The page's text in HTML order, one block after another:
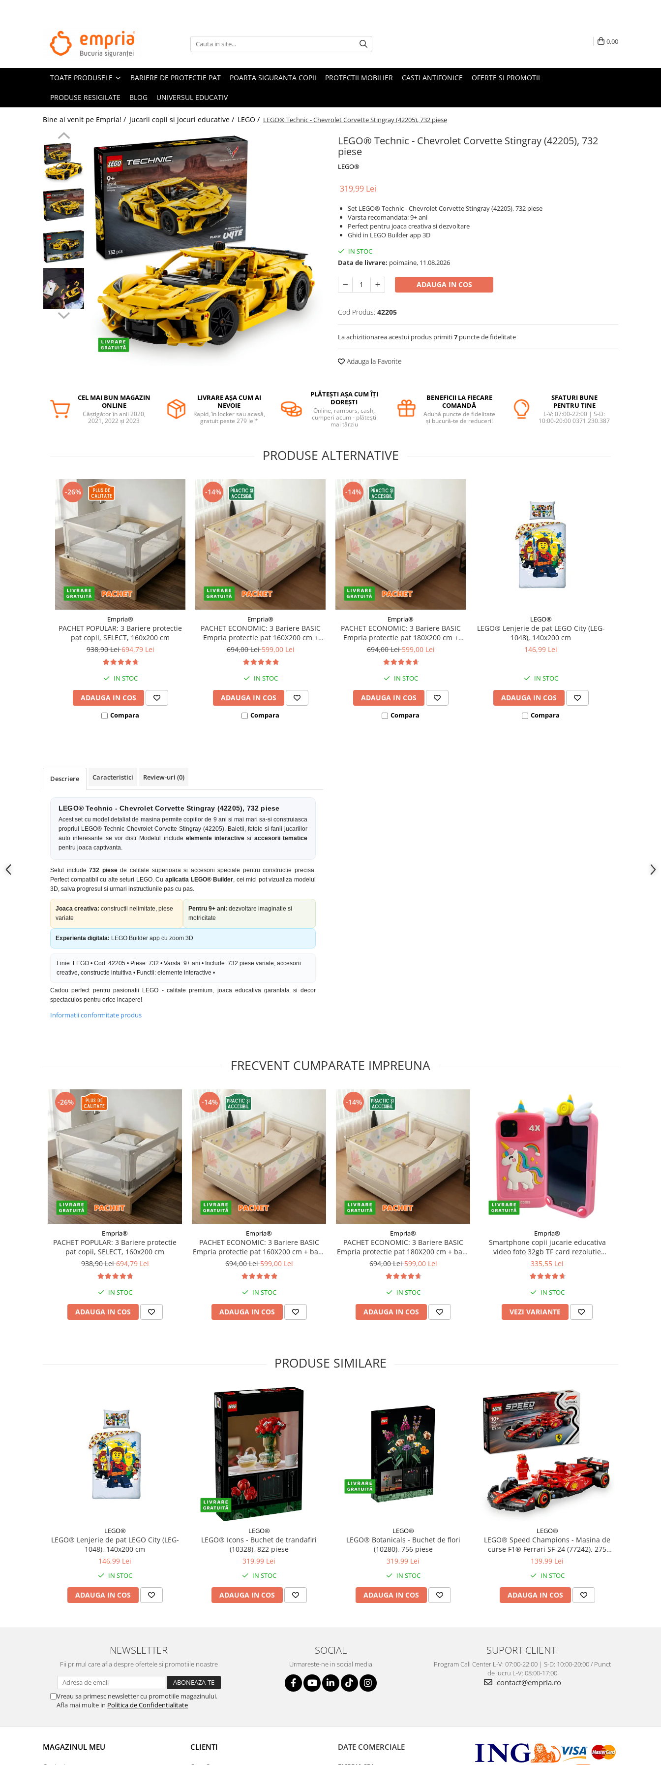
TOATE PRODUSELE
Oferte Protectii Laterale Pat
Bariere protectie pentru pat
Aparatori laterale patut bebe
Protectie colturi mobila copii
Sigurante pentru sertare si usi
Sigurante geamuri si usi glisante
Kituri de siguranta pentru copii si
Protectii casa
Poarta siguranta copii
Deflectoare pentru aer conditionat
Protectii exterior
Casti antifonice pentru copii si
Echipament protectie bicicleta si
Palarii protectie UV
Accesorii plaja
Tarcuri copii / bebelusi
Ingrijire bebe si mama
Igiena si ingrijire bebelusi
Accesorii bebelusi / nou-nascuti
Perne si saltele bebelusi
Diversificare bebelusi
Baia bebelusului
Jucarii copii si jocuri educative
Ingrijire adulti
Siguranta animale companie
Propuneri Cadou
Produse Sub 50 Lei
0,00
TOATE PRODUSELE BARIERE DE PROTECTIE PAT POARTA SIGURANTA COPII PROTECTII MOBILIER CASTI ANTIFONICE OFERTE SI PROMOTII
PRODUSE RESIGILATE BLOG UNIVERSUL EDUCATIV
Bine ai venit pe Empria! / Jucarii copii si jocuri educative / LEGO / LEGO® Technic - Chevrolet Corvette Stingray (42205), 732 piese
LEGO® Technic - Chevrolet Corvette Stingray (42205), 732
piese
LEGO®
319,99 Lei
Set LEGO® Technic - Chevrolet Corvette Stingray (42205), 732 piese
Varsta recomandata: 9+ ani
Perfect pentru joaca creativa si dezvoltare
Ghid in LEGO Builder app 3D
IN STOC
Data de livrare: poimaine, 11.08.2026
ADAUGA IN COS
Cod Produs: 42205
La achizitionarea acestui produs primiti7 puncte de fidelitate
Adauga la Favorite
CEL MAI BUN MAGAZIN
ONLINE
Câștigător în anii 2020,
2021, 2022 și 2023
LIVRARE AȘA CUM AI
NEVOIE
Rapid, în locker sau acasă,
gratuit peste 279 lei*
PLĂTEȘTI AȘA CUM ÎȚI
DOREȘTI
Online, ramburs, cash,
cumperi acum - plătești
mai târziu
BENEFICII LA FIECARE
COMANDĂ
Adună puncte de fidelitate
și bucură-te de reduceri!
SFATURI BUNE
PENTRU TINE
L-V: 07:00-22:00 | S-D:
10:00-20:00 0371.230.387
PRODUSE ALTERNATIVE
-26%
Empria®
PACHET POPULAR: 3 Bariere protectie
pat copii, SELECT, 160x200 cm
938,90 Lei694,79 Lei
IN STOC
ADAUGA IN COS
Compara
-14%
Empria®
PACHET ECONOMIC: 3 Bariere BASIC
Empria protectie pat 160X200 cm +
bara stabilizatoare
694,00 Lei599,00 Lei
IN STOC
ADAUGA IN COS
Compara
-14%
Empria®
PACHET ECONOMIC: 3 Bariere BASIC
Empria protectie pat 180X200 cm +
bara stabilizatoare
694,00 Lei599,00 Lei
IN STOC
ADAUGA IN COS
Compara
LEGO®
LEGO® Lenjerie de pat LEGO City (LEG-
1048), 140x200 cm
146,99 Lei
IN STOC
ADAUGA IN COS
Compara
Descriere Caracteristici Review-uri (0)
LEGO® Technic - Chevrolet Corvette Stingray (42205), 732 piese
Acest set cu model detaliat de masina permite copiilor de 9 ani si mai mari sa-si construiasca
propriul LEGO® Technic Chevrolet Corvette Stingray (42205). Baietii, fetele si fanii jucariilor
auto interesante se vor distr Modelul include elemente interactive si accesorii tematice
pentru joaca captivanta.
Setul include732 piesede calitate superioara si accesorii speciale pentru constructie precisa.
Perfect compatibil cu alte seturi LEGO. Cu aplicatia LEGO® Builder, cei mici pot vizualiza modelul
3D, salva progresul si urmari instructiunile pas cu pas.
Joaca creativa: constructii nelimitate, piese
variate
Pentru 9+ ani: dezvoltare imaginatie si
motricitate
Experienta digitala: LEGO Builder app cu zoom 3D
Linie: LEGO • Cod: 42205 • Piese: 732 • Varsta: 9+ ani • Include: 732 piese variate, accesorii
creative, constructie intuitiva • Functii: elemente interactive •
Cadou perfect pentru pasionatii LEGO - calitate premium, joaca educativa garantata si decor
spectaculos pentru orice incapere!
Informatii conformitate produs
FRECVENT CUMPARATE IMPREUNA
-26%
Empria®
PACHET POPULAR: 3 Bariere protectie
pat copii, SELECT, 160x200 cm
938,90 Lei694,79 Lei
IN STOC
ADAUGA IN COS
-14%
Empria®
PACHET ECONOMIC: 3 Bariere BASIC
Empria protectie pat 160X200 cm + bara
stabilizatoare
694,00 Lei599,00 Lei
IN STOC
ADAUGA IN COS
-14%
Empria®
PACHET ECONOMIC: 3 Bariere BASIC
Empria protectie pat 180X200 cm + bara
stabilizatoare
694,00 Lei599,00 Lei
IN STOC
ADAUGA IN COS
Empria®
Smartphone copii jucarie educativa
video foto 32gb TF card rezolutie
480*800 display 10cm, Diverse culori
335,55 Lei
IN STOC
VEZI VARIANTE
PRODUSE SIMILARE
LEGO®
LEGO® Lenjerie de pat LEGO City (LEG-
1048), 140x200 cm
146,99 Lei
IN STOC
ADAUGA IN COS
LEGO®
LEGO® Icons - Buchet de trandafiri
(10328), 822 piese
319,99 Lei
IN STOC
ADAUGA IN COS
LEGO®
LEGO® Botanicals - Buchet de flori
(10280), 756 piese
319,99 Lei
IN STOC
ADAUGA IN COS
LEGO®
LEGO® Speed Champions - Masina de
curse F1® Ferrari SF-24 (77242), 275
piese
139,99 Lei
IN STOC
ADAUGA IN COS
NEWSLETTER
Fii primul care afla despre ofertele si promotiile noastre
Vreau sa primesc newsletter cu promotiile magazinului.
Afla mai multe in Politica de Confidentialitate
SOCIAL
Urmareste-ne in social media
SUPORT CLIENTI
Program Call Center L-V: 07:00-22:00 | S-D: 10:00-20:00 / Punct
de lucru L-V: 08:00-17:00
contact@empria.ro
MAGAZINUL MEU CLIENTI DATE COMERCIALE